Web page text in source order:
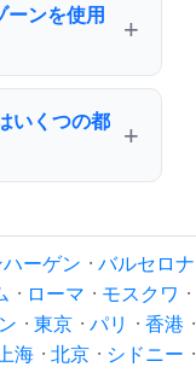
ンを使用
いくつの都
ーゲン · バルセロナ
· ローマ · モスクワ ·
· 東京 · パリ · 香港 ·
海 · 北京 · シドニー ·